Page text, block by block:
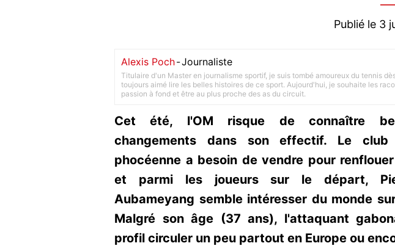
Publié le 3
Alexis Poch-Journaliste
Titulaire d'un Master en journalisme sportif, je suis tombé amoureux du tennis
toujours aimé lire les belles histoires de ce sport. Aujourd'hui, je souhaite les
passion à fond et être au plus proche des as du circuit.
Cet été, l'OM risque de connaître
changements dans son effectif. Le
phocéenne a besoin de vendre pour
et parmi les joueurs sur le départ,
Aubameyang semble intéresser du monde
Malgré son âge (37 ans), l'attaquant
profil circuler un peu partout en Europe ou